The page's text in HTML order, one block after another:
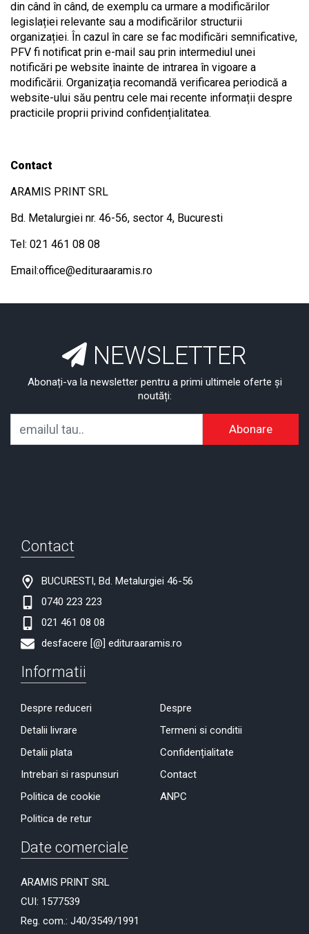
din când în când, de exemplu ca urmare a modificărilor
legislației relevante sau a modificărilor structurii
organizației. În cazul în care se fac modificări semnificative,
PFV fi notificat prin e-mail sau prin intermediul unei
notificări pe website înainte de intrarea în vigoare a
modificării. Organizația recomandă verificarea periodică a
website-ului său pentru cele mai recente informații despre
practicile proprii privind confidențialitatea.
Contact
ARAMIS PRINT SRL
Bd. Metalurgiei nr. 46-56, sector 4, Bucuresti
Tel: 021 461 08 08
Email:office@edituraaramis.ro
NEWSLETTER
Abonați-va la newsletter pentru a primi ultimele oferte și
noutăți:
Abonare
Contact
BUCURESTI, Bd. Metalurgiei 46-56
0740 223 223
021 461 08 08
desfacere [@] edituraaramis.ro
Informatii
Despre reduceri
Detalii livrare
Detalii plata
Intrebari si raspunsuri
Politica de cookie
Politica de retur
Despre
Termeni si conditii
Confidențialitate
Contact
ANPC
Date comerciale
ARAMIS PRINT SRL
CUI: 1577539
Reg. com.: J40/3549/1991